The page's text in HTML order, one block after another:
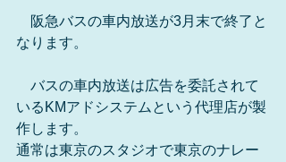
阪急バスの車内放送が3月末で終了と
なります。
バスの車内放送は広告を委託されて
いるKMアドシステムという代理店が製
作します。
通常は東京のスタジオで東京のナレー